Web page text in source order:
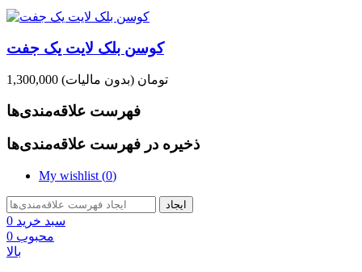
کوسن بلک لایت یک جفت
1,300,000 تومان (بدون مالیات)
فهرست علاقه‌مندی‌ها
ذخیره در فهرست علاقه‌مندی‌ها
My wishlist (0)
ایجاد
سبد خرید 0
محبوب 0
بالا